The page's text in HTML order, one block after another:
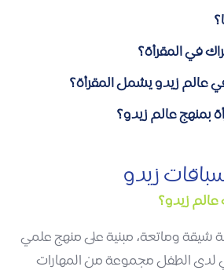
في المقرأة؟
عالم زيدو يشمل المقرأة؟
بمنهج عالم زيدو؟
زيدو
زيدو؟
شيقة وماتعة، مبنية على منهج علمي
لدى الطفل مجموعة من المهارات